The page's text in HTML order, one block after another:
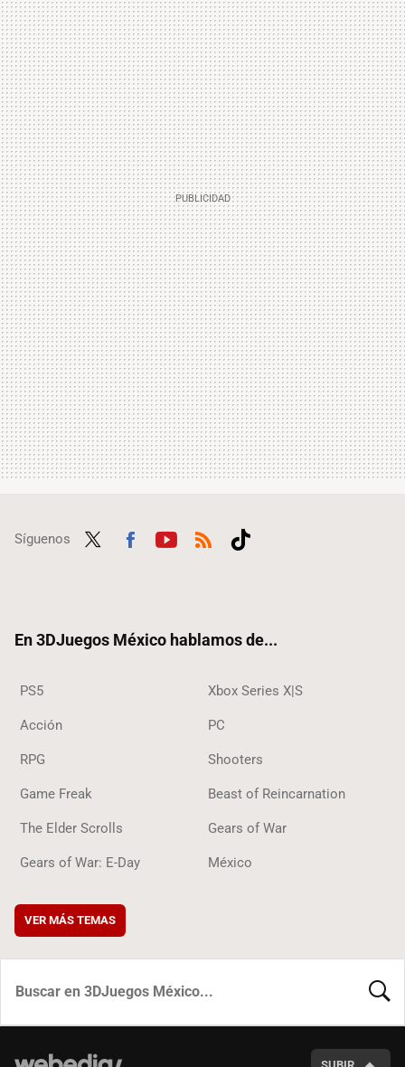
Síguenos
En 3DJuegos México hablamos de...
PS5 Xbox Series X|S
Acción PC
RPG Shooters
Game Freak Beast of Reincarnation
The Elder Scrolls Gears of War
Gears of War: E-Day México
VER MÁS TEMAS